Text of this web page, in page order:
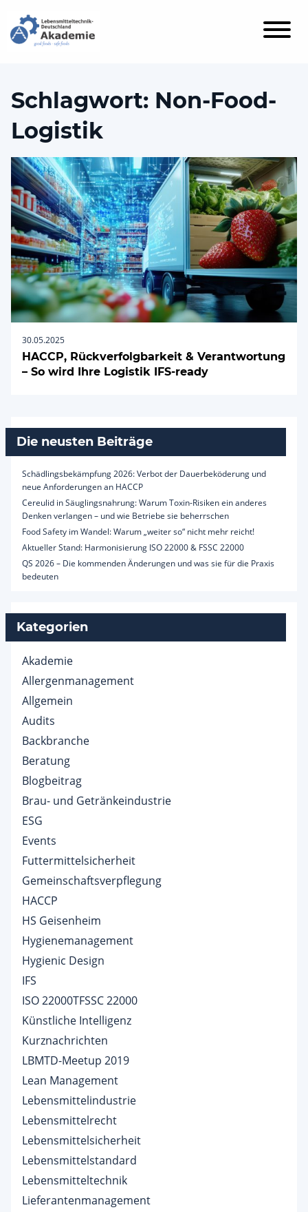
Schlagwort: Non-Food-
Logistik
30.05.2025
HACCP, Rückverfolgbarkeit & Verantwortung
– So wird Ihre Logistik IFS-ready
Die neusten Beiträge
Schädlingsbekämpfung 2026: Verbot der Dauerbeköderung und
neue Anforderungen an HACCP
Cereulid in Säuglingsnahrung: Warum Toxin-Risiken ein anderes
Denken verlangen – und wie Betriebe sie beherrschen
Food Safety im Wandel: Warum „weiter so“ nicht mehr reicht!
Aktueller Stand: Harmonisierung ISO 22000 & FSSC 22000
QS 2026 – Die kommenden Änderungen und was sie für die Praxis
bedeuten
Kategorien
Akademie
Allergenmanagement
Allgemein
Audits
Backbranche
Beratung
Blogbeitrag
Brau- und Getränkeindustrie
ESG
Events
Futtermittelsicherheit
Gemeinschaftsverpflegung
HACCP
HS Geisenheim
Hygienemanagement
Hygienic Design
IFS
ISO 22000TFSSC 22000
Künstliche Intelligenz
Kurznachrichten
LBMTD-Meetup 2019
Lean Management
Lebensmittelindustrie
Lebensmittelrecht
Lebensmittelsicherheit
Lebensmittelstandard
Lebensmitteltechnik
Lieferantenmanagement